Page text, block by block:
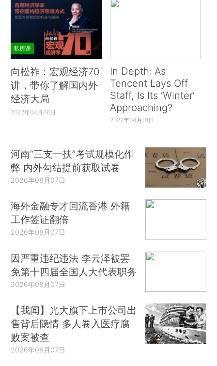
私房课
向松祚：宏观经济70
讲，带你了解国内外
经济大局
2022年04月06日
In Depth: As
Tencent Lays Off
Staff, Is Its ‘Winter’
Approaching?
2022年04月01日
河南“三支一扶”考试规模化作
弊 内外勾结提前获取试卷
2026年08月07日
海外金融专才回流香港 外籍
工作签证翻倍
2026年08月07日
因严重违纪违法 李云泽被罢
免第十四届全国人大代表职务
2026年08月07日
【我闻】光大旗下上市公司出
售背后隐情 多人卷入医疗腐
败案被查
2026年08月07日